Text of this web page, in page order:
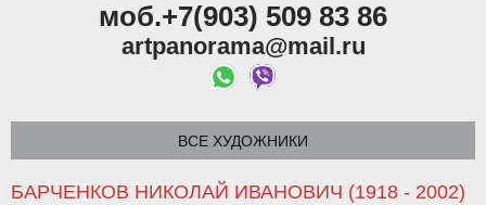
моб.+7(903) 509 83 86
artpanorama@mail.ru
ВСЕ ХУДОЖНИКИ
БАРЧЕНКОВ НИКОЛАЙ ИВАНОВИЧ (1918 - 2002)